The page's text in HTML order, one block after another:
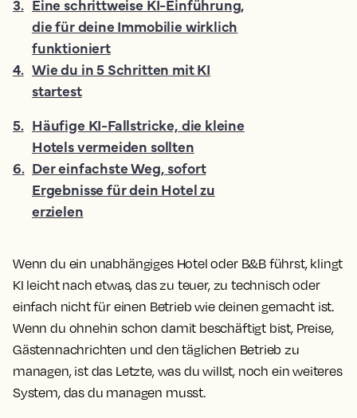
Wenn du ein unabhängiges Hotel oder B&B führst, klingt
KI leicht nach etwas, das zu teuer, zu technisch oder
einfach nicht für einen Betrieb wie deinen gemacht ist.
Wenn du ohnehin schon damit beschäftigt bist, Preise,
Gästennachrichten und den täglichen Betrieb zu
managen, ist das Letzte, was du willst, noch ein weiteres
System, das du managen musst.
3. Eine schrittweise KI-Einführung,
die für deine Immobilie wirklich
funktioniert
4. Wie du in 5 Schritten mit KI
startest
5. Häufige KI-Fallstricke, die kleine
Hotels vermeiden sollten
6. Der einfachste Weg, sofort
Ergebnisse für dein Hotel zu
erzielen